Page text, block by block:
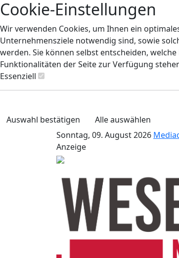
Cookie-Einstellungen
Wir verwenden Cookies, um Ihnen ein
Unternehmensziele notwendig sind, sowie
werden. Sie können selbst entscheiden,
Funktionalitäten der Seite zur Verfügung
Essenziell
Auswahl bestätigen
Alle auswählen
Sonntag, 09. August 2026
Anzeige